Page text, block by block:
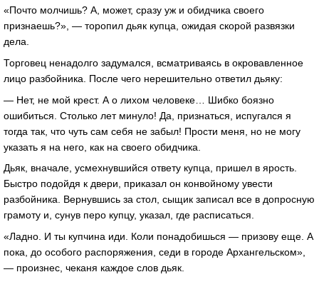
«Почто молчишь? А, может, сразу уж и обидчика своего
признаешь?», — торопил дьяк купца, ожидая скорой развязки
дела.
Торговец ненадолго задумался, всматриваясь в окровавленное
лицо разбойника. После чего нерешительно ответил дьяку:
— Нет, не мой крест. А о лихом человеке… Шибко боязно
ошибиться. Столько лет минуло! Да, признаться, испугался я
тогда так, что чуть сам себя не забыл! Прости меня, но не могу
указать я на него, как на своего обидчика.
Дьяк, вначале, усмехнувшийся ответу купца, пришел в ярость.
Быстро подойдя к двери, приказал он конвойному увести
разбойника. Вернувшись за стол, сыщик записал все в допросную
грамоту и, сунув перо купцу, указал, где расписаться.
«Ладно. И ты купчина иди. Коли понадобишься — призову еще. А
пока, до особого распоряжения, седи в городе Архангельском»,
— произнес, чеканя каждое слов дьяк.